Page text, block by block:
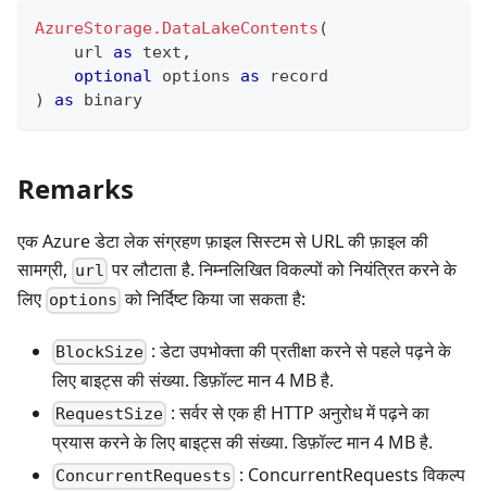
AzureStorage.DataLakeContents (
    url
as text ,
optional options as
record
)
as binary
Remarks
एक Azure डेटा लेक संग्रहण फ़ाइल सिस्टम से URL की फ़ाइल की
सामग्री, url पर लौटाता है. निम्नलिखित विकल्पों को नियंत्रित करने के
लिए options को निर्दिष्ट किया जा सकता है:
BlockSize : डेटा उपभोक्ता की प्रतीक्षा करने से पहले पढ़ने के
लिए बाइट्स की संख्या. डिफ़ॉल्ट मान 4 MB है.
RequestSize : सर्वर से एक ही HTTP अनुरोध में पढ़ने का
प्रयास करने के लिए बाइट्स की संख्या. डिफ़ॉल्ट मान 4 MB है.
ConcurrentRequests : ConcurrentRequests विकल्प